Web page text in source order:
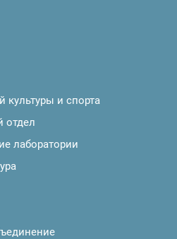
и спорта
отдел
лаборатории